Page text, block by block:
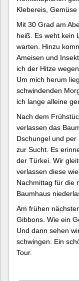
Klebereis, Gemüse
Mit 30 Grad am
heiß. Es weht kein
warten. Hinzu
Ameisen und
ich der Hitze
Um mich herum
schwindenden
ich lange alleine
Nach dem
verlassen das
Dschungel und
zur Sucht. Es
der Türkei. Wir
verlassen diese
Nachmittag für die
Baumhaus
Am frühen
Gibbons. Wie ein
Und dann sehen
schwingen. Ein
Tour.